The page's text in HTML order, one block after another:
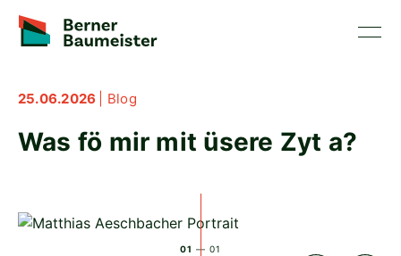
25.06.2026 Blog
Was fö mir mit üsere Zyt a?
01 — 01